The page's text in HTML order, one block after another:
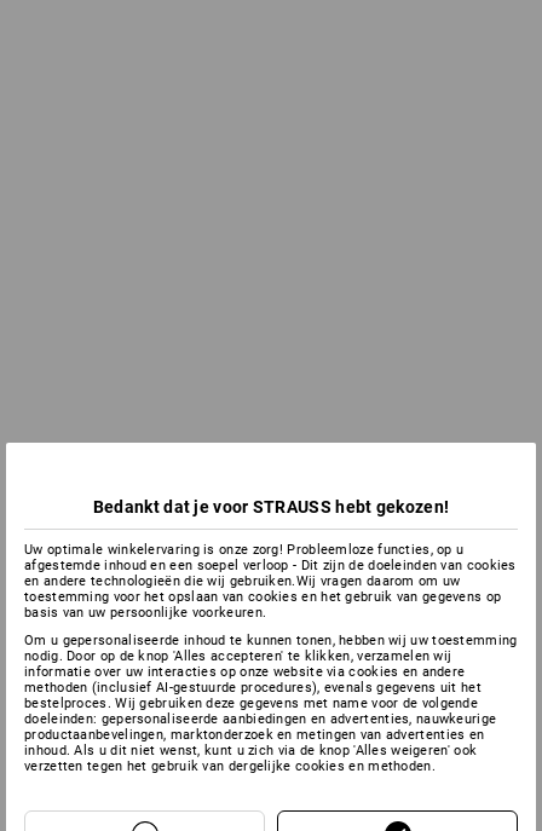
Bedankt dat je voor STRAUSS hebt gekozen!
Uw optimale winkelervaring is onze zorg! Probleemloze functies, op u
afgestemde inhoud en een soepel verloop - Dit zijn de doeleinden van cookies
en andere technologieën die wij gebruiken.Wij vragen daarom om uw
toestemming voor het opslaan van cookies en het gebruik van gegevens op
basis van uw persoonlijke voorkeuren.
Om u gepersonaliseerde inhoud te kunnen tonen, hebben wij uw toestemming
nodig. Door op de knop 'Alles accepteren' te klikken, verzamelen wij
informatie over uw interacties op onze website via cookies en andere
methoden (inclusief AI-gestuurde procedures), evenals gegevens uit het
bestelproces. Wij gebruiken deze gegevens met name voor de volgende
doeleinden: gepersonaliseerde aanbiedingen en advertenties, nauwkeurige
productaanbevelingen, marktonderzoek en metingen van advertenties en
inhoud. Als u dit niet wenst, kunt u zich via de knop 'Alles weigeren' ook
verzetten tegen het gebruik van dergelijke cookies en methoden.